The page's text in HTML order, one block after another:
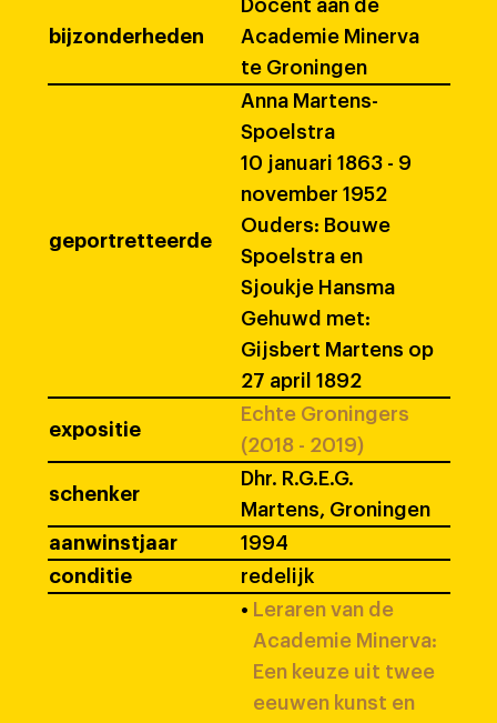
bijzonderheden
Docent aan de
Academie Minerva
te Groningen
geportretteerde
Anna Martens-
Spoelstra
10 januari 1863 - 9
november 1952
Ouders: Bouwe
Spoelstra en
Sjoukje Hansma
Gehuwd met:
Gijsbert Martens op
27 april 1892
expositie
Echte Groningers
(2018 - 2019)
schenker
Dhr. R.G.E.G.
Martens, Groningen
aanwinstjaar
1994
conditie
redelijk
• Leraren van de
Academie Minerva:
Een keuze uit twee
eeuwen kunst en